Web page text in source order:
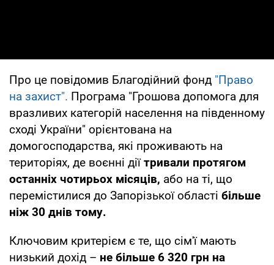
Про це повідомив Благодійний фонд "Право
на захист". Програма "Грошова допомога для
вразливих категорій населення на південному
сході України" орієнтована на
домогосподарства, які проживають на
територіях, де воєнні діїтривали протягом
останніх чотирьох місяців, або на ті, що
перемістилися до Запорізької області більше
ніж 30 днів тому.
Ключовим критерієм є те, що сім'ї мають
низький дохід – не більше 6 320 грн на